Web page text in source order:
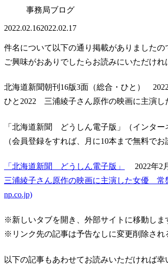
事務局ブログ
2022.02.162022.02.17
件名について以下の通り掲載がありましたの
ご興味がおありでしたらお読みにいただけれ
北海道新聞朝刊16版3面（総合・ひと） 2022
ひと2022 三浦綾子さん原作の映画に主演
「北海道新聞 どうしん電子版」（インター
（会員登録をすれば、月に10本まで無料でお
「北海道新聞 どうしん電子版」
2022年2
三浦綾子さん原作の映画に主演した女優 常
np.co.jp)
※新しいタブを開き、外部サイトに移動しま
※リンク先の記事は予告なしに変更削除され
以下の記事もあわせてお読みいただければ幸